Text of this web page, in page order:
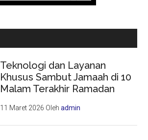
Teknologi dan Layanan
Khusus Sambut Jamaah di 10
Malam Terakhir Ramadan
11 Maret 2026 Olehadmin